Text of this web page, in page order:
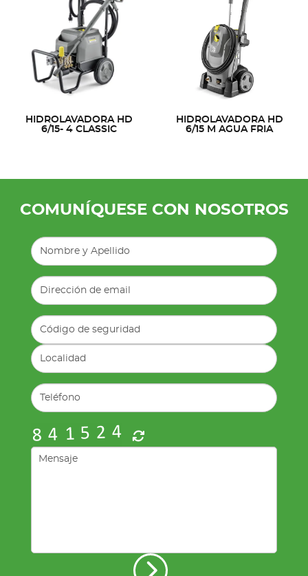
HIDROLAVADORA HD
6/15- 4 CLASSIC
HIDROLAVADORA HD
6/15 M AGUA FRIA
COMUNÍQUESE CON NOSOTROS